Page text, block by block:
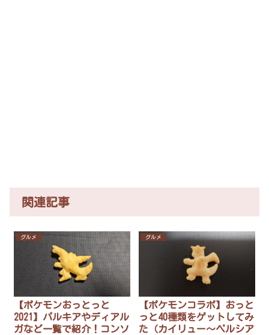
関連記事
グルメ
【ポケモンおっとっと
2021】パルキアやディアル
ガなど一覧で紹介！コンソ
グルメ
【ポケモンコラボ】おっと
っと40種類をゲットしてみ
た（カイリュー～ペルシア